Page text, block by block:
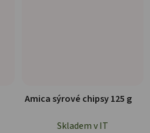
Amica sýrové chipsy 125 g
Skladem v IT